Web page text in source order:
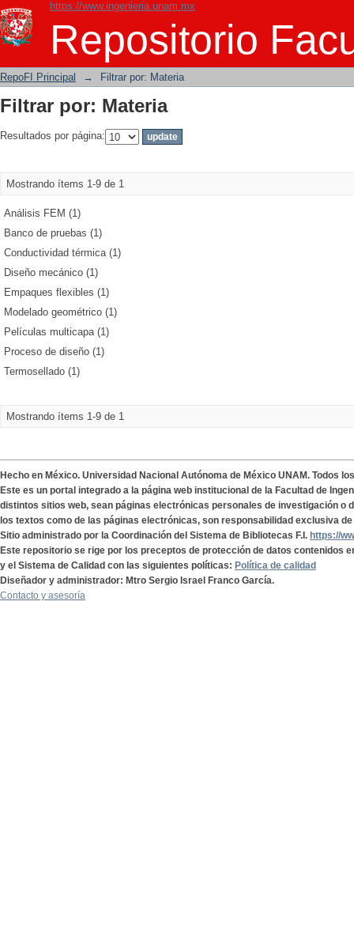
https://www.ingenieria.unam.mx
Repositorio
Filtrar por: Materia
RepoFI Principal → Filtrar por: Materia
Filtrar por: Materia
Resultados por página:
Mostrando ítems 1-9 de 1
Análisis FEM (1)
Banco de pruebas (1)
Conductividad térmica (1)
Diseño mecánico (1)
Empaques flexibles (1)
Modelado geométrico (1)
Películas multicapa (1)
Proceso de diseño (1)
Termosellado (1)
Mostrando ítems 1-9 de 1
Hecho en México. Universidad Nacional Autónoma de México UNAM. Todos
Este es un portal integrado a la página web institucional de la Facultad de
distintos sitios web, sean páginas electrónicas personales de investigación o
los textos como de las páginas electrónicas, son responsabilidad exclusiva
Sitio administrado por la Coordinación del Sistema de Bibliotecas F.I. https://
Este repositorio se rige por los preceptos de protección de datos contenidos
y el Sistema de Calidad con las siguientes políticas: Política de calidad
Diseñador y administrador: Mtro Sergio Israel Franco García.
Contacto y asesoría